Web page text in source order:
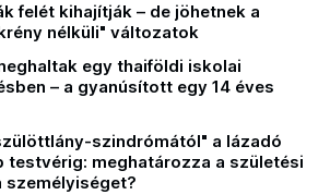
felét kihajítják – de jöhetnek a
nélküli" változatok
egy thaiföldi iskolai
– a gyanúsított egy 14 éves
szindrómától" a lázadó
testvérig: meghatározza a születési
személyiséget?